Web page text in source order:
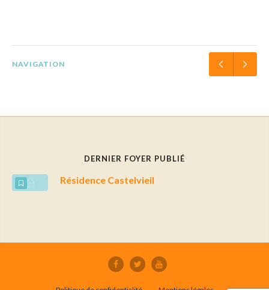
NAVIGATION
DERNIER FOYER PUBLIÉ
Résidence Castelvieil